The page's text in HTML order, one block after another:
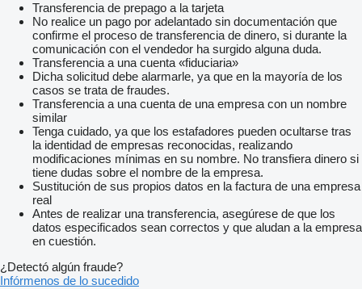
Transferencia de prepago a la tarjeta
No realice un pago por adelantado sin documentación que
confirme el proceso de transferencia de dinero, si durante la
comunicación con el vendedor ha surgido alguna duda.
Transferencia a una cuenta «fiduciaria»
Dicha solicitud debe alarmarle, ya que en la mayoría de los
casos se trata de fraudes.
Transferencia a una cuenta de una empresa con un nombre
similar
Tenga cuidado, ya que los estafadores pueden ocultarse tras
la identidad de empresas reconocidas, realizando
modificaciones mínimas en su nombre. No transfiera dinero si
tiene dudas sobre el nombre de la empresa.
Sustitución de sus propios datos en la factura de una empresa
real
Antes de realizar una transferencia, asegúrese de que los
datos especificados sean correctos y que aludan a la empresa
en cuestión.
¿Detectó algún fraude?
Infórmenos de lo sucedido